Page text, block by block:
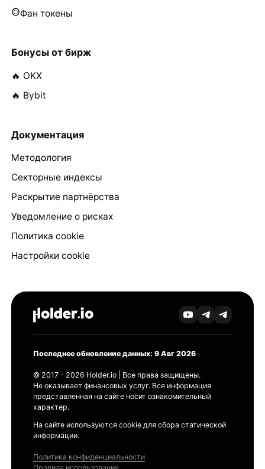
Фан токены
Бонусы от бирж
🔥 OKX
🔥 Bybit
Документация
Методология
Секторные индексы
Раскрытие партнёрства
Уведомление о рисках
Политика cookie
Настройки cookie
Последнее обновление данных: 9 Авг 2026
© 2017 - 2026 Holder.io | Все права защищены.
Не оказывает финансовых услуг. Вся информация
представленная на сайте носит ознакомительный
характер.
На сайте используются cookie для сбора статической
информации.
Политика конфиденциальности